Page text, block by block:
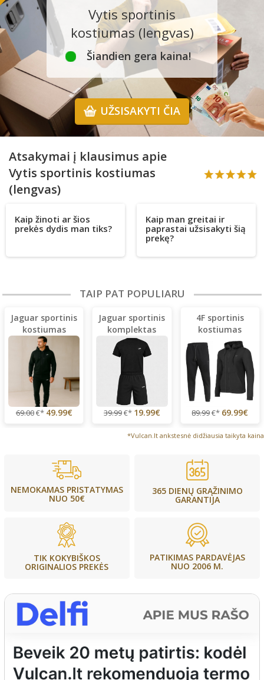
Vytis sportinis
kostiumas (lengvas)
Šiandien gera kaina!
UŽSISAKYTI ČIA
Atsakymai į klausimus apie
Vytis sportinis kostiumas
(lengvas)
Kaip žinoti ar šios
prekės dydis man tiks?
Kaip man greitai ir
paprastai užsisakyti šią
prekę?
TAIP PAT POPULIARU
Jaguar sportinis
kostiumas
(lengvas)
69.00€* 49.99€
Jaguar sportinis
komplektas
39.99€* 19.99€
4F sportinis
kostiumas
89.99€* 69.99€
*Vulcan.lt ankstesnė didžiausia taikyta kaina
NEMOKAMAS PRISTATYMAS
NUO 50€
365 DIENŲ GRĄŽINIMO
GARANTIJA
TIK KOKYBIŠKOS
ORIGINALIOS PREKĖS
PATIKIMAS PARDAVĖJAS
NUO 2006 M.